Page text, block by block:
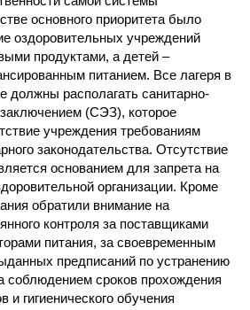
основного приоритета было
оздоровительных учреждений
продуктами, а детей –
питанием. Все лагеря в
должны располагать санитарно-
(СЭЗ), которое
учреждения требованиям
законодательства. Отсутствие
основанием для запрета на
организации. Кроме
обратили внимание на
контроля за поставщиками
питания, за своевременным
предписаний по устранению
соблюдением сроков прохождения
и гигиенического обучения